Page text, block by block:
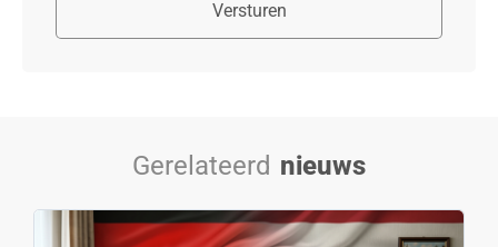
Versturen
Gerelateerd nieuws